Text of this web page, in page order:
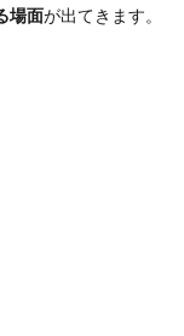
場面が出てきます。